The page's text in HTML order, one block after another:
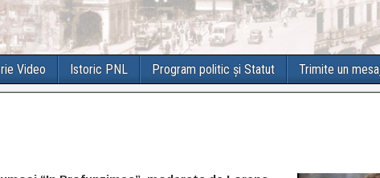
Video Istoric PNL Program politic și Statut Trimite un